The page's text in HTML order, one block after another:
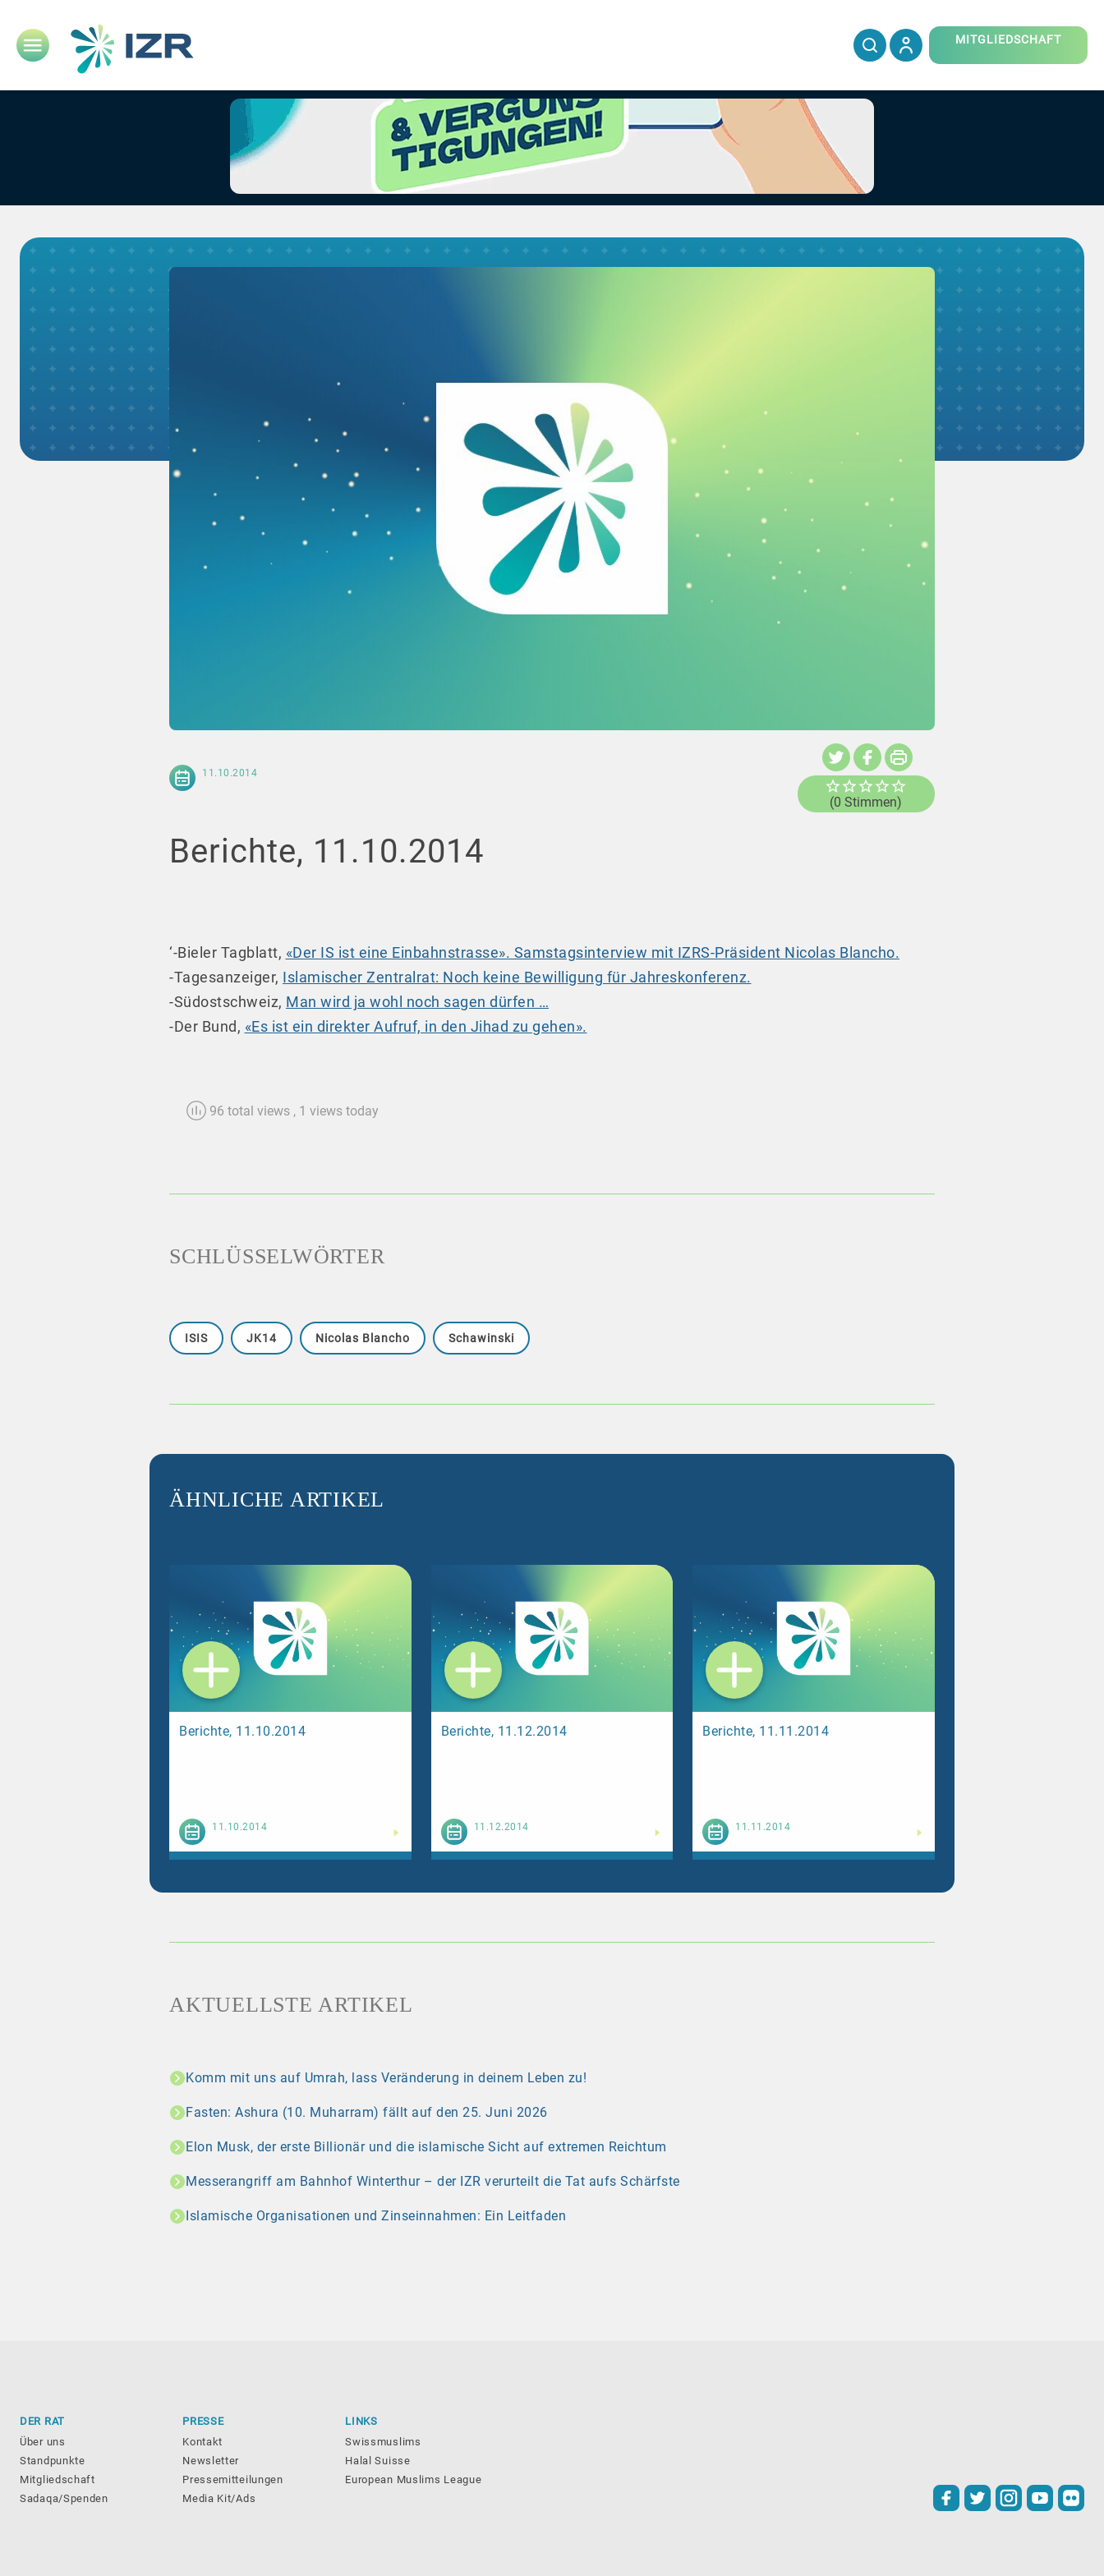
MITGLIEDSCHAFT
11.10.2014
(0 Stimmen)
Berichte, 11.10.2014
‘-Bieler Tagblatt, «Der IS ist eine Einbahnstrasse». Samstagsinterview mit IZRS-Präsident Nicolas Blancho.
-Tagesanzeiger, Islamischer Zentralrat: Noch keine Bewilligung für Jahreskonferenz.
-Südostschweiz, Man wird ja wohl noch sagen dürfen …
-Der Bund, «Es ist ein direkter Aufruf, in den Jihad zu gehen».
96 total views , 1 views today
SCHLÜSSELWÖRTER
ISIS JK14 Nicolas Blancho Schawinski
ÄHNLICHE ARTIKEL
Berichte, 11.10.2014
11.10.2014
Berichte, 11.12.2014
11.12.2014
Berichte, 11.11.2014
11.11.2014
AKTUELLSTE ARTIKEL
Komm mit uns auf Umrah, lass Veränderung in deinem Leben zu!
Fasten: Ashura (10. Muharram) fällt auf den 25. Juni 2026
Elon Musk, der erste Billionär und die islamische Sicht auf extremen Reichtum
Messerangriff am Bahnhof Winterthur – der IZR verurteilt die Tat aufs Schärfste
Islamische Organisationen und Zinseinnahmen: Ein Leitfaden
DER RAT
Über uns
Standpunkte
Mitgliedschaft
Sadaqa/Spenden
PRESSE
Kontakt
Newsletter
Pressemitteilungen
Media Kit/Ads
LINKS
Swissmuslims
Halal Suisse
European Muslims League